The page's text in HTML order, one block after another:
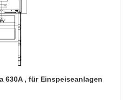
630A , für Einspeiseanlagen